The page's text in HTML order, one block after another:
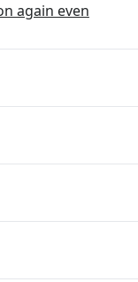
again even